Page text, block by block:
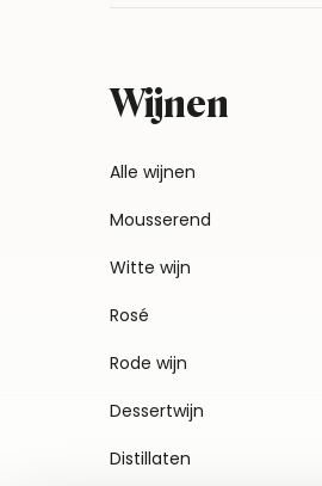
Wijnen
Alle wijnen
Mousserend
Witte wijn
Rosé
Rode wijn
Dessertwijn
Distillaten